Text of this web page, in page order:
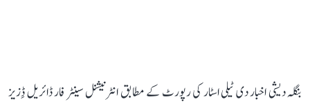
بنگلہ دیشی اخبار دی ٹیلی اسٹار کی رپورٹ کے مطابق انٹرنیشنل سینٹر فار ڈائریل ڈِزیز